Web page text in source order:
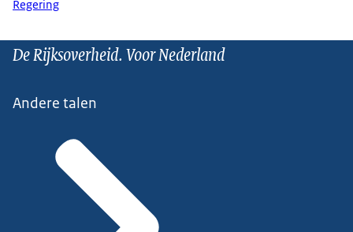
Regering
De Rijksoverheid. Voor Nederland
Andere talen